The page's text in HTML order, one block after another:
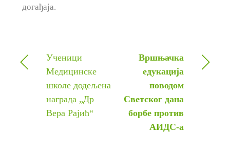
догађаја.
Ученици
Медицинске
школе додељена
награда „Др
Вера Рајић“
Вршњачка
едукација
поводом
Светског дана
борбе против
АИДС-а